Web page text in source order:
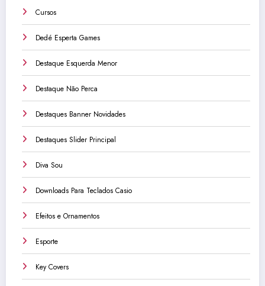
Cursos
Dedé Esperta Games
Destaque Esquerda Menor
Destaque Não Perca
Destaques Banner Novidades
Destaques Slider Principal
Diva Sou
Downloads Para Teclados Casio
Efeitos e Ornamentos
Esporte
Key Covers